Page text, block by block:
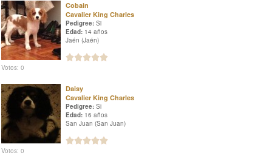
Cobain
Cavalier King Charles
Pedigree: Si
Edad: 14 años
Jaén (Jaén)
Votos: 0
Daisy
Cavalier King Charles
Pedigree: Si
Edad: 16 años
San Juan (San Juan)
Votos: 0